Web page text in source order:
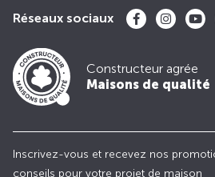
Réseaux sociaux
Constructeur agrée
Maisons de qualité
Inscrivez-vous et recevez nos
conseils pour votre projet de maison